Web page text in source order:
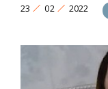
23 02 2022